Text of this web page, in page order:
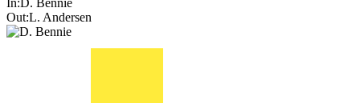
In:D. Bennie
Out:L. Andersen